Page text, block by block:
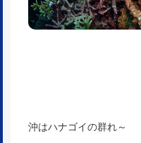
沖はハナゴイの群れ～